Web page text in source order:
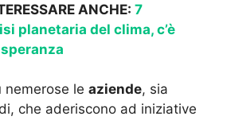
ANCHE: 7
planetaria del clima, c’è
nemerose le aziende, sia
che aderiscono ad iniziative